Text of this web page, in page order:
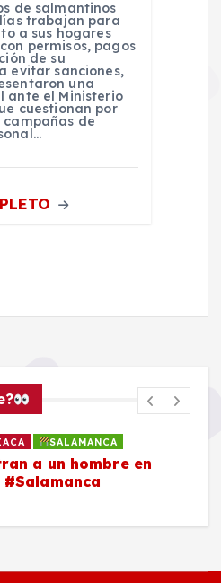
de salmantinos
trabajan para
a sus hogares
permisos, pagos
de su
evitar sanciones,
una
ante el Ministerio
cuestionan por
de
SALAMANCA
a un hombre en